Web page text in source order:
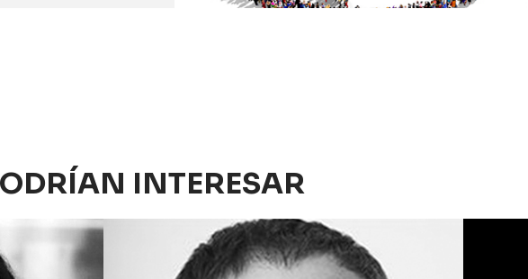
INTERESAR